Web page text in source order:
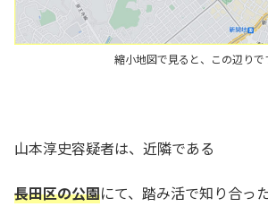
縮小地図で見ると、この辺りで
山本淳史容疑者は、近隣である
長田区の公園にて、踏み活で知り合っ